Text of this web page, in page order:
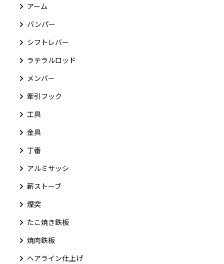
アーム
バンパー
シフトレバー
ラテラルロッド
メンバー
牽引フック
工具
金具
丁番
アルミサッシ
薪ストーブ
煙突
たこ焼き鉄板
焼肉鉄板
ヘアライン仕上げ